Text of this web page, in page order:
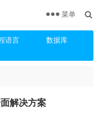
语言
数据库
菜单
解决方案